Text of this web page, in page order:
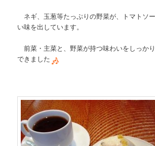
ネギ、玉葱等たっぷりの野菜が、トマトソ
い味を出しています。
前菜・主菜と、野菜が持つ味わいをしっか
できました